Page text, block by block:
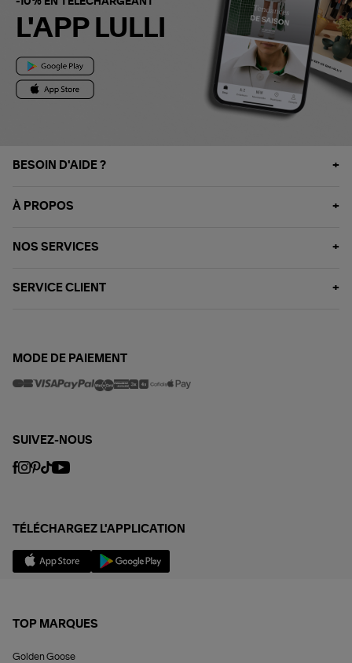
L'APP LULLI
BESOIN D'AIDE ?
À PROPOS
NOS SERVICES
SERVICE CLIENT
MODE DE PAIEMENT
SUIVEZ-NOUS
TÉLÉCHARGEZ L'APPLICATION
TOP MARQUES
Golden Goose